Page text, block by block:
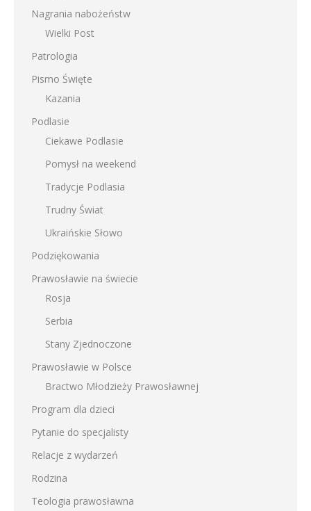
Nagrania nabożeństw
Wielki Post
Patrologia
Pismo Święte
Kazania
Podlasie
Ciekawe Podlasie
Pomysł na weekend
Tradycje Podlasia
Trudny Świat
Ukraińskie Słowo
Podziękowania
Prawosławie na świecie
Rosja
Serbia
Stany Zjednoczone
Prawosławie w Polsce
Bractwo Młodzieży Prawosławnej
Program dla dzieci
Pytanie do specjalisty
Relacje z wydarzeń
Rodzina
Teologia prawosławna